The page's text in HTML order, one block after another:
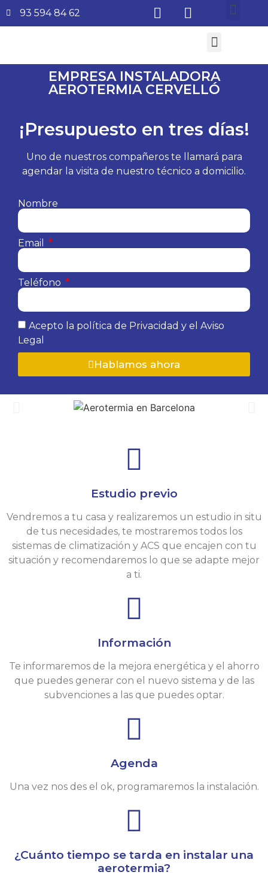
93 594 84 62
EMPRESA INSTALADORA
AEROTERMIA CERVELLÓ
¡Presupuesto en tres días!
Uno de nuestros compañeros te llamará para
agendar la visita de nuestro técnico a domicilio.
Nombre
Email
Teléfono
Acepto la política de Privacidad y el Aviso
Legal
Hablamos ahora
Estudio previo
Vendremos a tu casa y realizaremos un estudio in situ
de tus necesidades, te mostraremos todos los
sistemas de climatización y ACS que encajen con tu
situación y recomendaremos lo que se adapte mejor
a ti.
Información
Te informaremos de la mejora energética y el ahorro
que puedes generar con el nuevo sistema y de las
subvenciones a las que puedes optar.
Agenda
Una vez nos des el ok, programaremos la instalación.
¿Cuánto tiempo se tarda en instalar una
aerotermia?